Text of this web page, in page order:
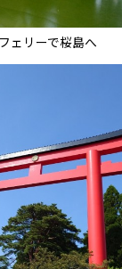
フェリーで桜島へ